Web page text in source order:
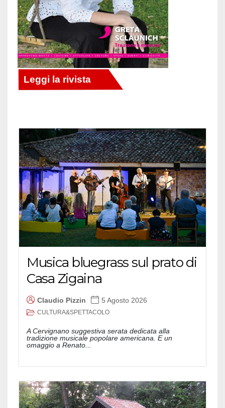
Musica bluegrass sul prato di
Casa Zigaina
Claudio Pizzin 5 Agosto 2026
CULTURA&SPETTACOLO
A Cervignano suggestiva serata dedicata alla
tradizione musicale popolare americana. E un
omaggio a Renato...